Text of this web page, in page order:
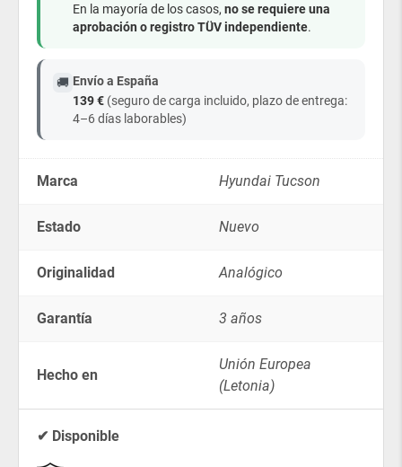
Tucson
(2004
Diesel,
En la mayoría de los casos, no se requiere una
aprobación o registro TÜV independiente.
🚚 Envío a España
139 € (seguro de carga incluido, plazo de entrega:
4–6 días laborables)
Marca Hyundai Tucson
Estado Nuevo
Originalidad Analógico
Garantía 3 años
Hecho en
Unión Europea
(Letonia)
✔ Disponible